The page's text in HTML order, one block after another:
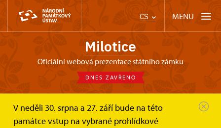
CS MENU
Milotice
oficiální webová prezentace státního zámku
DNES ZAVŘENO
V neděli 30. srpna a 27. září bude na této
památce vstup na vybrané prohlídkové
Zámek Milotice Zámecká kavárna